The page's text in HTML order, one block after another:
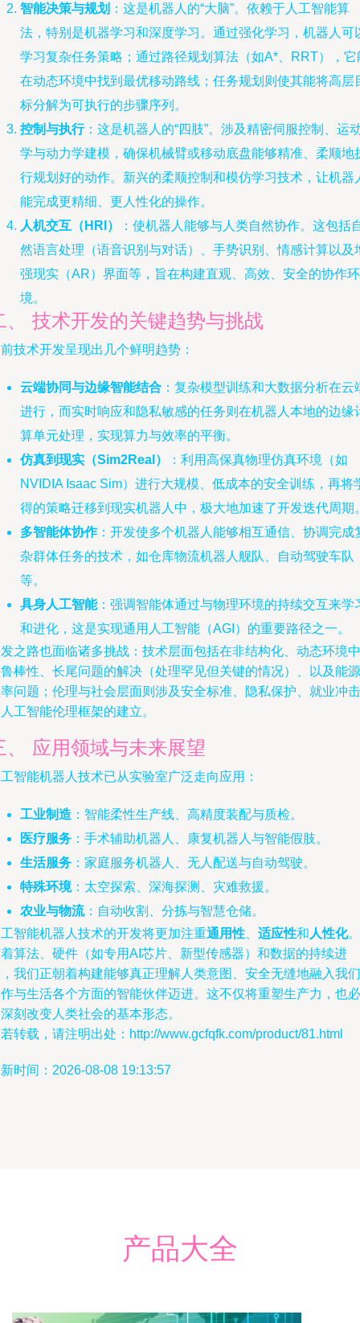
智能决策与规划 ：这是机器人的“大脑”。依赖于人工智能算
法，特别是机器学习和深度学习。通过强化学习，机器人可
学习复杂任务策略；通过路径规划算法（如A*、RRT），它
在动态环境中找到最优移动路线；任务规划则使其能将高层
标分解为可执行的步骤序列。
控制与执行：这是机器人的“四肢”。涉及精密伺服控制、运
学与动力学建模，确保机械臂或移动底盘能够精准、柔顺地
行规划好的动作。新兴的柔顺控制和模仿学习技术，让机器
能完成更精细、更人性化的操作。
人机交互（HRI）
：使机器人能够与人类自然协作。这包括
然语言处理（语音识别与对话）、手势识别、情感计算以及
强现实（AR）界面等，旨在构建直观、高效、安全的协作环
境。
、 技术开发的关键趋势与挑战
技术开发呈现出几个鲜明趋势：
云端协同与边缘智能结合 ：复杂模型训练和大数据分析在云
进行，而实时响应和隐私敏感的任务则在机器人本地的边缘
算单元处理，实现算力与效率的平衡。
仿真到现实（Sim2Real）
：利用高保真物理仿真环境（如
NVIDIA Isaac Sim）进行大规模、低成本的安全训练，再将
得的策略迁移到现实机器人中，极大地加速了开发迭代周期
多智能体协作：开发使多个机器人能够相互通信、协调完成
杂群体任务的技术，如仓库物流机器人舰队、自动驾驶车队
等。
具身人工智能：强调智能体通过与物理环境的持续交互来学
和进化，这是实现通用人工智能（AGI）的重要路径之一。
之路也面临诸多挑战：技术层面包括在非结构化、动态环境中
棒性、长尾问题的解决（处理罕见但关键的情况）、以及能源
问题；伦理与社会层面则涉及安全标准、隐私保护、就业冲击
工智能伦理框架的建立。
、 应用领域与未来展望
智能机器人技术已从实验室广泛走向应用：
工业制造 ：智能柔性生产线、高精度装配与质检。
医疗服务 ：手术辅助机器人、康复机器人与智能假肢。
生活服务 ：家庭服务机器人、无人配送与自动驾驶。
特殊环境：太空探索、深海探测、灾难救援。
农业与物流：自动收割、分拣与智慧仓储。
智能机器人技术的开发将更加注重通用性 适应性和 人性化。
算法、硬件（如专用AI芯片、新型传感器）和数据的持续进
我们正朝着构建能够真正理解人类意图、安全无缝地融入我们
与生活各个方面的智能伙伴迈进。这不仅将重塑生产力，也必
刻改变人类社会的基本形态。
转载，请注明出处：http://www.gcfqfk.com/product/81.html
时间：2026-08-08 19:13:57
产品大全